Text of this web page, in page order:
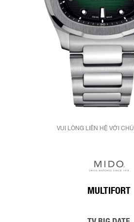
VUI LÒNG LIÊN HỆ VỚI
MULTIFORT